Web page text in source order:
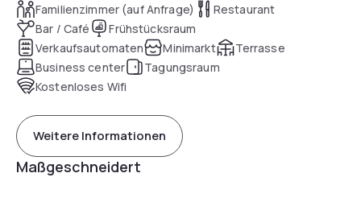
Familienzimmer (auf Anfrage)
Restaurant
Bar / Café
Frühstücksraum
Verkaufsautomaten
Minimarkt
Terrasse
Business center
Tagungsraum
Kostenloses Wifi
Weitere Informationen
Maßgeschneidert